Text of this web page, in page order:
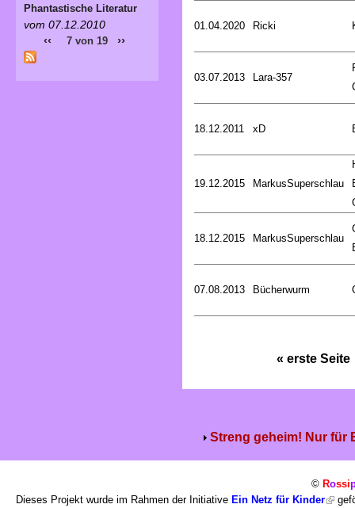
01.04.2020 Ricki
03.07.2013 Lara-357
18.12.2011 xD
19.12.2015 MarkusSuperschlau
18.12.2015 MarkusSuperschlau
07.08.2013 Bücherwurm
« erste Seite
Streng geheim! Nur für
Phantastische Literatur
vom 07.12.2010
‹‹ 7 von 19 ››
© Rossi
Dieses Projekt wurde im Rahmen der Initiative Ein Netz für Kinder